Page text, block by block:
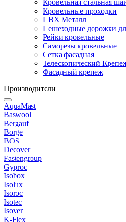
Кровельная стальная
Кровельные проходки
ПВХ Металл
Пешеходные дорожки
Рейки кровельные
Саморезы кровельные
Сетка фасадная
Телескопический
Фасадный крепеж
Производители
AquaMast
Baswool
Bergauf
Borge
BOS
Decover
Fastengroup
Gyproc
Isobox
Isolux
Isoroc
Isotec
Isover
K-Flex